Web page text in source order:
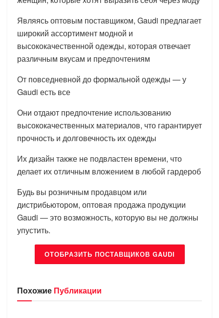
Являясь оптовым поставщиком, Gaudi предлагает
широкий ассортимент модной и
высококачественной одежды, которая отвечает
различным вкусам и предпочтениям
От повседневной до формальной одежды — у
Gaudi есть все
Они отдают предпочтение использованию
высококачественных материалов, что гарантирует
прочность и долговечность их одежды
Их дизайн также не подвластен времени, что
делает их отличным вложением в любой гардероб
Будь вы розничным продавцом или
дистрибьютором, оптовая продажа продукции
Gaudi — это возможность, которую вы не должны
упустить.
ОТОБРАЗИТЬ ПОСТАВЩИКОВ GAUDI
Похожие Публикации
БРЕНДЫ